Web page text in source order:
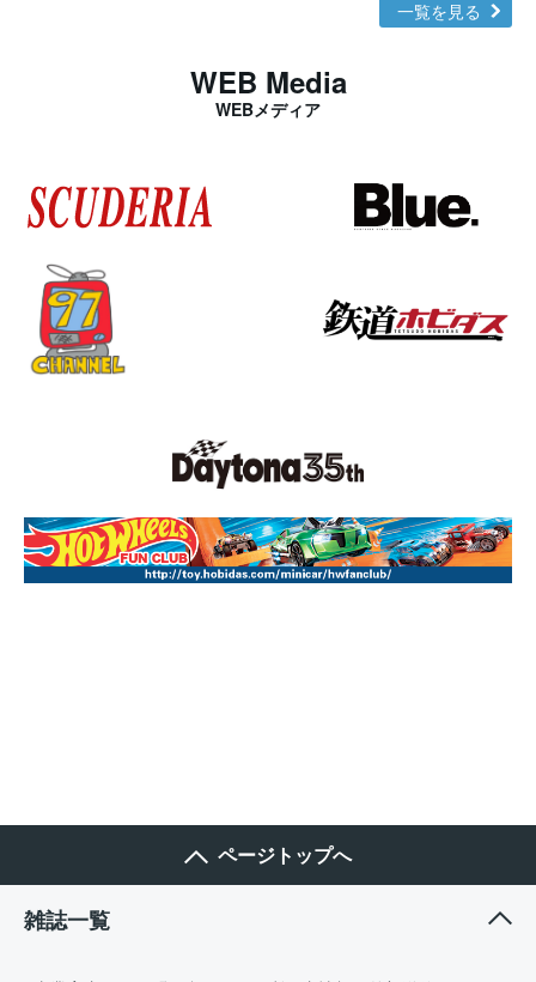
一覧を見る
WEB Media
WEBメディア
ページトップへ
雑誌一覧